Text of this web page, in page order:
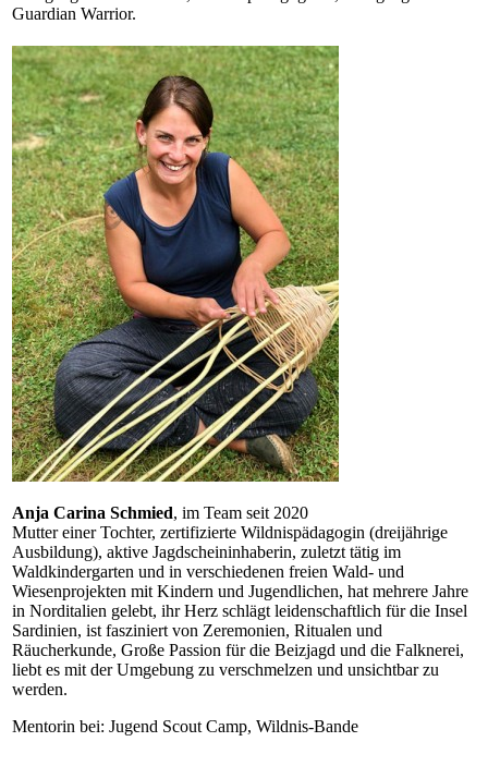
Guardian Warrior.
Anja Carina Schmied, im Team seit 2020
Mutter einer Tochter, zertifizierte Wildnispädagogin (dreijährige
Ausbildung), aktive Jagdscheininhaberin, zuletzt tätig im
Waldkindergarten und in verschiedenen freien Wald- und
Wiesenprojekten mit Kindern und Jugendlichen, hat mehrere Jahre
in Norditalien gelebt, ihr Herz schlägt leidenschaftlich für die Insel
Sardinien, ist fasziniert von Zeremonien, Ritualen und
Räucherkunde, Große Passion für die Beizjagd und die Falknerei,
liebt es mit der Umgebung zu verschmelzen und unsichtbar zu
werden.
Mentorin bei: Jugend Scout Camp, Wildnis-Bande